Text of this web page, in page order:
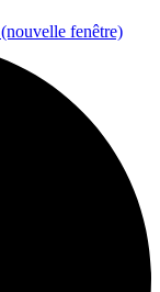
(nouvelle fenêtre)